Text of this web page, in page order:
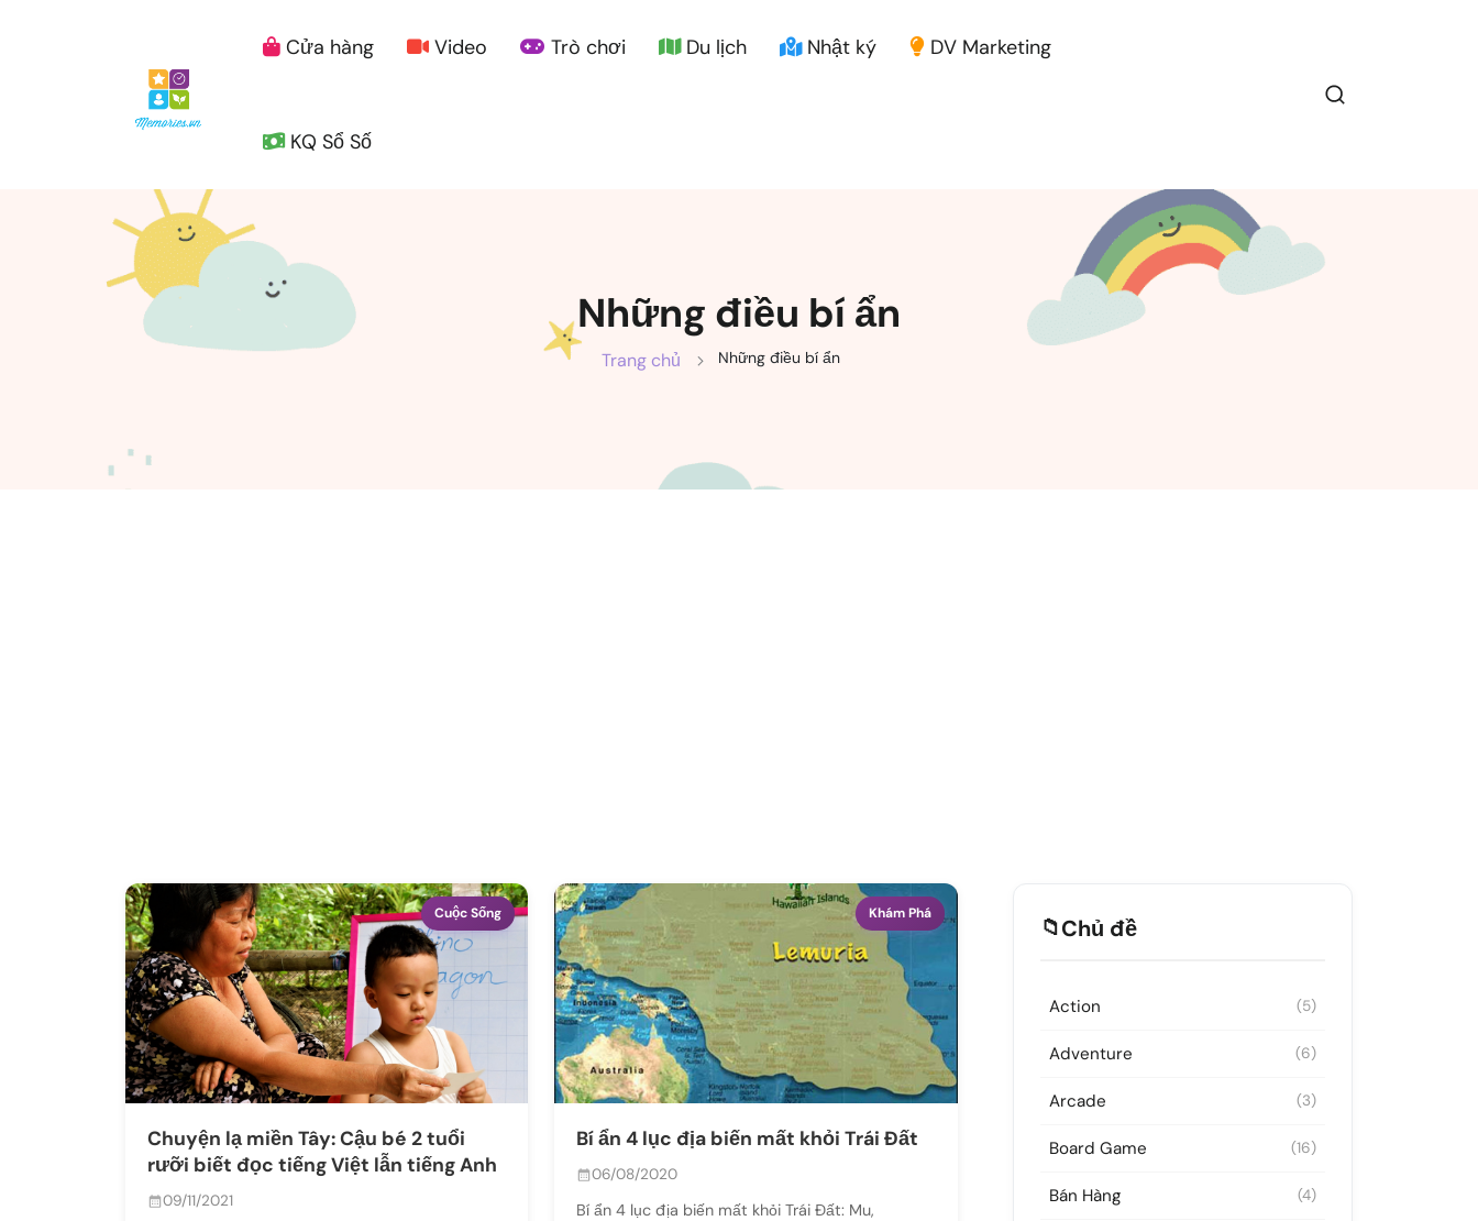
Cửa hàng Video Trò chơi Du lịch Nhật ký DV Marketing
KQ Sổ Số
Những điều bí ẩn
Trang chủ Những điều bí ẩn
Cuộc Sống
Chuyện lạ miền Tây: Cậu bé 2 tuổi
rưỡi biết đọc tiếng Việt lẫn tiếng Anh
09/11/2021
Khám Phá
Bí ẩn 4 lục địa biến mất khỏi Trái Đất
06/08/2020
Bí ẩn 4 lục địa biến mất khỏi Trái Đất: Mu,
📁Chủ đề
Action (5)
Adventure (6)
Arcade (3)
Board Game (16)
Bán Hàng (4)